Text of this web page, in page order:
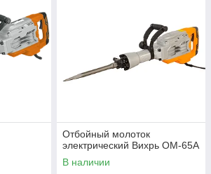
Отбойный молоток
электрический Вихрь ОМ-65А
В наличии